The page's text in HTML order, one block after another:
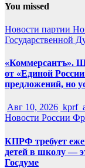
You missed
Новости партии
Государственной
«Коммерсантъ».
от «Единой
предложений, но
Авг 10, 2026
Новости России
КПРФ требует
детей в школу —
Госдуме